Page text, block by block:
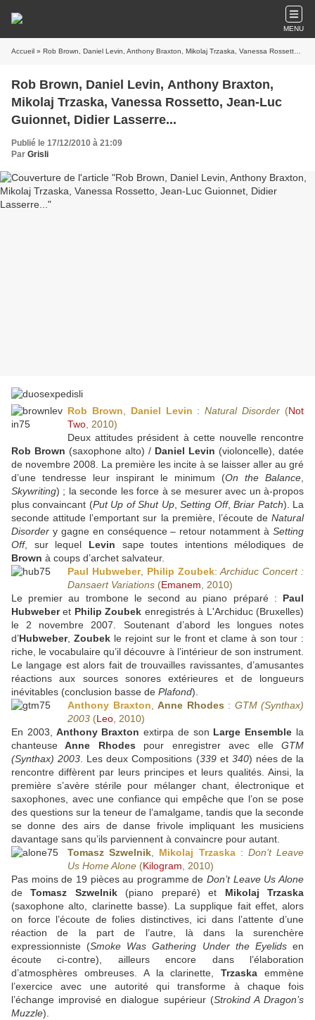
MENU
Accueil » Rob Brown, Daniel Levin, Anthony Braxton, Mikolaj Trzaska, Vanessa Rossetto, Jean-Luc Guionnet, Didier Lasserre...
Rob Brown, Daniel Levin, Anthony Braxton,
Mikolaj Trzaska, Vanessa Rossetto, Jean-Luc
Guionnet, Didier Lasserre...
Publié le 17/12/2010 à 21:09
Par Grisli
Rob Brown Daniel Levin :Natural Disorder (Not
Two , 2010)
Deux attitudes président à cette nouvelle rencontre
Rob Brown (saxophone alto) / Daniel Levin (violoncelle), datée
de novembre 2008. La première les incite à se laisser aller au gré
d’une tendresse leur inspirant le minimum (On the Balance
Skywriting) ; la seconde les force à se mesurer avec un à-propos
plus convaincant (Put Up of Shut Up,Setting Off,Briar Patch). La
seconde attitude l’emportant sur la première, l’écoute de Natural
Disorder y gagne en conséquence – retour notamment à Setting
Off, sur lequel Levin sape toutes intentions mélodiques de
Brown à coups d’archet salvateur.
Paul Hubweber, Philip Zoubek:Archiduc Concert :
Dansaert Variations (Emanem , 2010)
Le premier au trombone le second au piano préparé : Paul
Hubweberet Philip Zoubek enregistrés à L'Archiduc (Bruxelles)
le 2 novembre 2007. Soutenant d’abord les longues notes
d’Hubweber, Zoubek le rejoint sur le front et clame à son tour :
riche, le vocabulaire qu’il découvre à l’intérieur de son instrument.
Le langage est alors fait de trouvailles ravissantes, d’amusantes
réactions aux sources sonores extérieures et de longueurs
inévitables (conclusion basse de Plafond).
Anthony Braxton
Anne Rhodes : GTM (Synthax)
2003 (Leo , 2010)
En 2003,
Anthony Braxton extirpa de son Large Ensemble la
chanteuse Anne Rhodes pour enregistrer avec elleGTM
(Synthax) 2003 . Les deux Compositions (339et 340) nées de la
rencontre diffèrent par leurs principes et leurs qualités. Ainsi, la
première s’avère stérile pour mélanger chant, électronique et
saxophones, avec une confiance qui empêche que l’on se pose
des questions sur la teneur de l’amalgame, tandis que la seconde
se donne des airs de danse frivole impliquant les musiciens
davantage sans qu’ils parviennent à convaincre pour autant.
Tomasz Szwelnik
Mikolaj Trzaska : Don’t Leave
Us Home Alone (Kilogram , 2010)
Pas moins de 19 pièces au programme deDon’t Leave Us Alone
deTomasz Szwelnik(piano preparé) et Mikolaj Trzaska
(saxophone alto, clarinette basse). La supplique fait effet, alors
on force l’écoute de folies distinctives, ici dans l’attente d’une
réaction de la part de l’autre, là dans la surenchère
expressionniste (Smoke Was Gathering Under the Eyelidsen
écoute ci-contre), ailleurs encore dans l’élaboration
d’atmosphères ombreuses. A la clarinette,Trzaska emmène
l’exercice avec une autorité qui transforme à chaque fois
l’échange improvisé en dialogue supérieur (Strokind A Dragon’s
Muzzle).